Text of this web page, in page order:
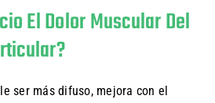
El Dolor Muscular Del
ser más difuso, mejora con el